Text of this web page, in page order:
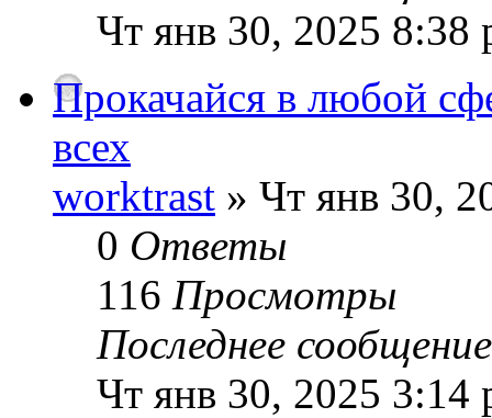
Чт янв 30, 2025 8:38
Прокачайся в любой
всех
worktrast » Чт янв 30,
0 Ответы
116 Просмотры
Последнее
Чт янв 30, 2025 3:14